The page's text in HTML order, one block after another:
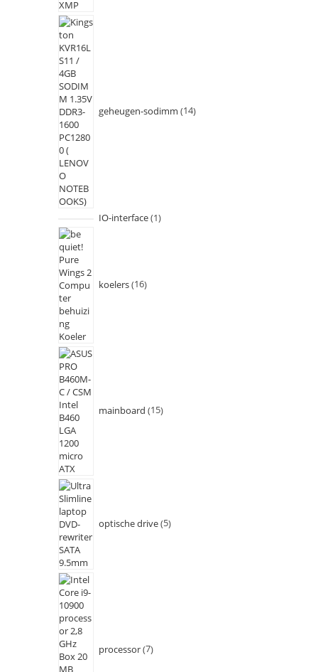
geheugen-sodimm 14
IO-interface 1
koelers 16
mainboard 15
optische drive 5
processor 7